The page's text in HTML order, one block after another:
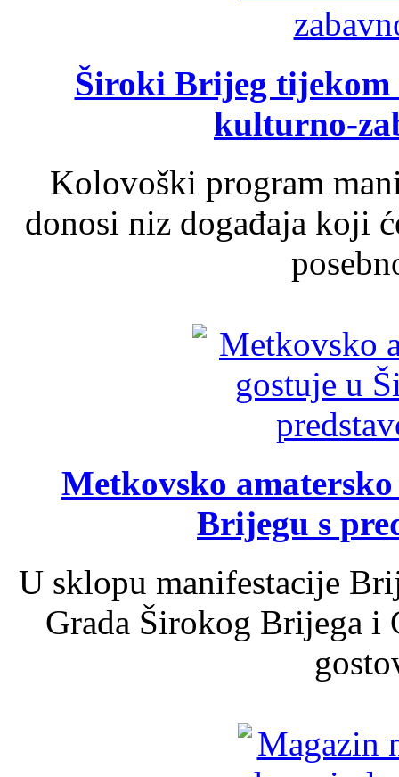
Široki Brijeg tijekom
kulturno-
Kolovoški program
donosi niz događaja koji
Metkovsko
Brijegu s
U sklopu manifestacije
Grada Širokog Brijega